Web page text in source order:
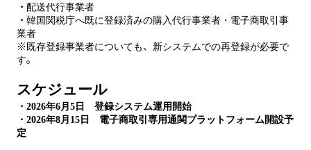
・ 配送代行事業者
・ 韓国関税庁へ既に登録済みの購入代行事業者・電子商取引事
業者
※既存登録事業者についても、新システムでの再登録が必要で
す。
スケジュール
・ 2026年6月 5 日 登録システム運用開始
・ 2026年8月 15 日 電子商取引専用通関プラットフォーム開設予
定